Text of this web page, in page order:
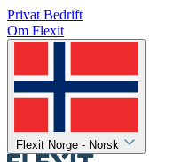
Privat Bedrift
Om Flexit
Flexit Norge - Norsk